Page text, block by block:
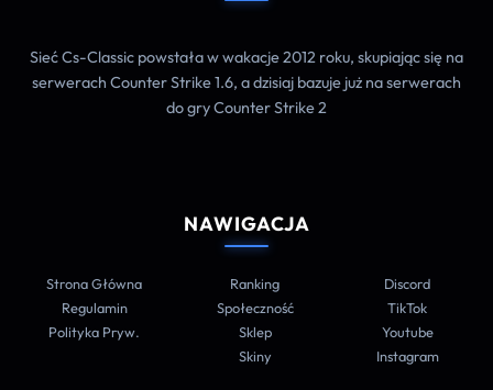
Sieć Cs-Classic powstała w wakacje 2012 roku, skupiając się na
serwerach Counter Strike 1.6, a dzisiaj bazuje już na serwerach
do gry Counter Strike 2
NAWIGACJA
Strona Główna
Regulamin
Polityka Pryw.
Ranking
Społeczność
Sklep
Skiny
Discord
TikTok
Youtube
Instagram